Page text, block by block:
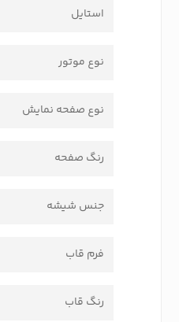
استایل
نوع موتور
نوع صفحه نمایش
رنگ صفحه
جنس شیشه
فرم قاب
رنگ قاب